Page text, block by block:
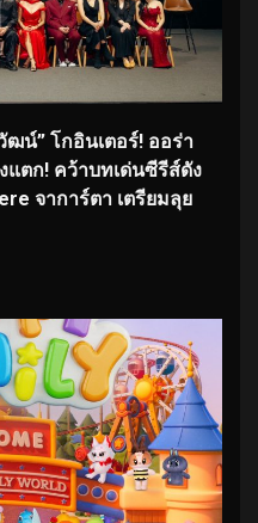
น์” โกอินเตอร์! ออร่า
ตก! คว้าบทเด่นซีรีส์ดัง
จาการ์ตา เตรียมลุย